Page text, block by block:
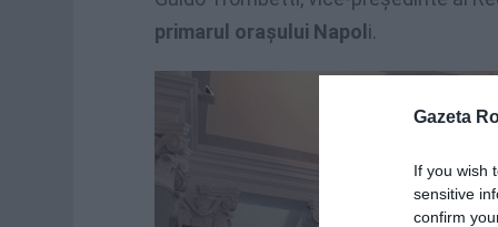
Gazeta
If you wish
sensitive
confirm
primarul oraşului Napol i.